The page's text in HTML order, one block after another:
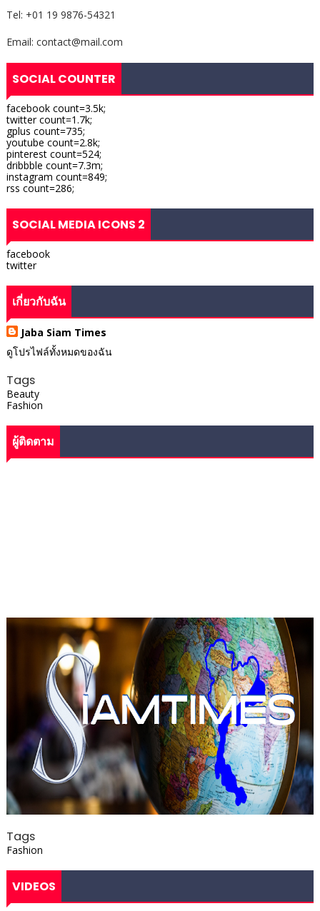
Tel: +01 19 9876-54321
Email: contact@mail.com
SOCIAL COUNTER
facebook count=3.5k;
twitter count=1.7k;
gplus count=735;
youtube count=2.8k;
pinterest count=524;
dribbble count=7.3m;
instagram count=849;
rss count=286;
SOCIAL MEDIA ICONS 2
facebook
twitter
เกี่ยวกับฉัน
Jaba Siam Times
ดูโปรไฟล์ทั้งหมดของฉัน
Tags
Beauty
Fashion
ผู้ติดตาม
Tags
Fashion
VIDEOS